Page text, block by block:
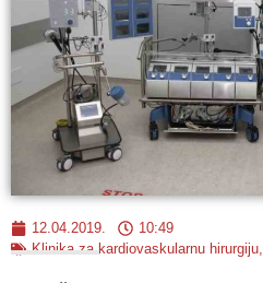
12.04.2019.
10:49
Klinika za kardiovaskularnu hirurgiju,